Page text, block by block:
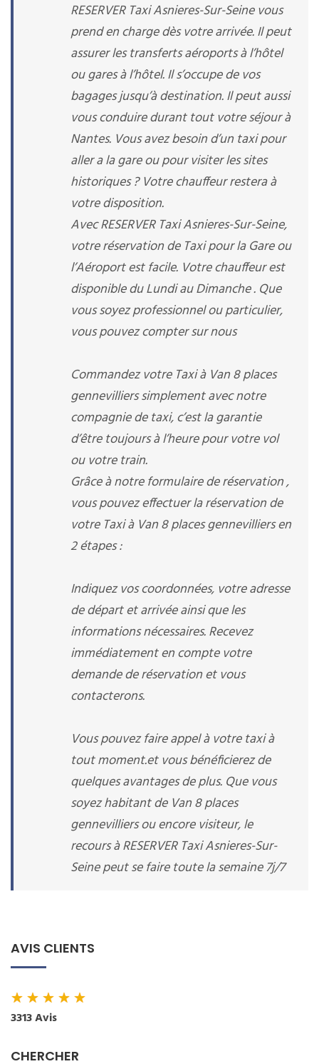
RESERVER Taxi Asnieres-Sur-Seine vous
prend en charge dès votre arrivée. Il peut
assurer les transferts aéroports à l’hôtel
ou gares à l’hôtel. Il s’occupe de vos
bagages jusqu’à destination. Il peut aussi
vous conduire durant tout votre séjour à
Nantes. Vous avez besoin d’un taxi pour
aller a la gare ou pour visiter les sites
historiques ? Votre chauffeur restera à
votre disposition.
Avec RESERVER Taxi Asnieres-Sur-Seine,
votre réservation de Taxi pour la Gare ou
l’Aéroport est facile. Votre chauffeur est
disponible du Lundi au Dimanche . Que
vous soyez professionnel ou particulier,
vous pouvez compter sur nous
Commandez votre Taxi à Van 8 places
gennevilliers simplement avec notre
compagnie de taxi, c’est la garantie
d’être toujours à l’heure pour votre vol
ou votre train.
Grâce à notre formulaire de réservation ,
vous pouvez effectuer la réservation de
votre Taxi à Van 8 places gennevilliers en
2 étapes :
Indiquez vos coordonnées, votre adresse
de départ et arrivée ainsi que les
informations nécessaires. Recevez
immédiatement en compte votre
demande de réservation et vous
contacterons.
Vous pouvez faire appel à votre taxi à
tout moment.et vous bénéficierez de
quelques avantages de plus. Que vous
soyez habitant de Van 8 places
gennevilliers ou encore visiteur, le
recours à RESERVER Taxi Asnieres-Sur-
Seine peut se faire toute la semaine 7j/7
AVIS CLIENTS
★★★★★
3313 Avis
CHERCHER